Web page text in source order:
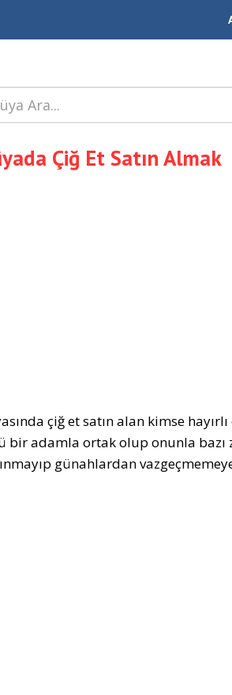
Çiğ Et Satın Almak
çiğ et satın alan kimse
bir adamla ortak olup onunla bazı
günahlardan